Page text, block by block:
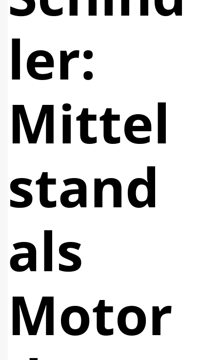
ler:
Mittel
stand
als
Motor